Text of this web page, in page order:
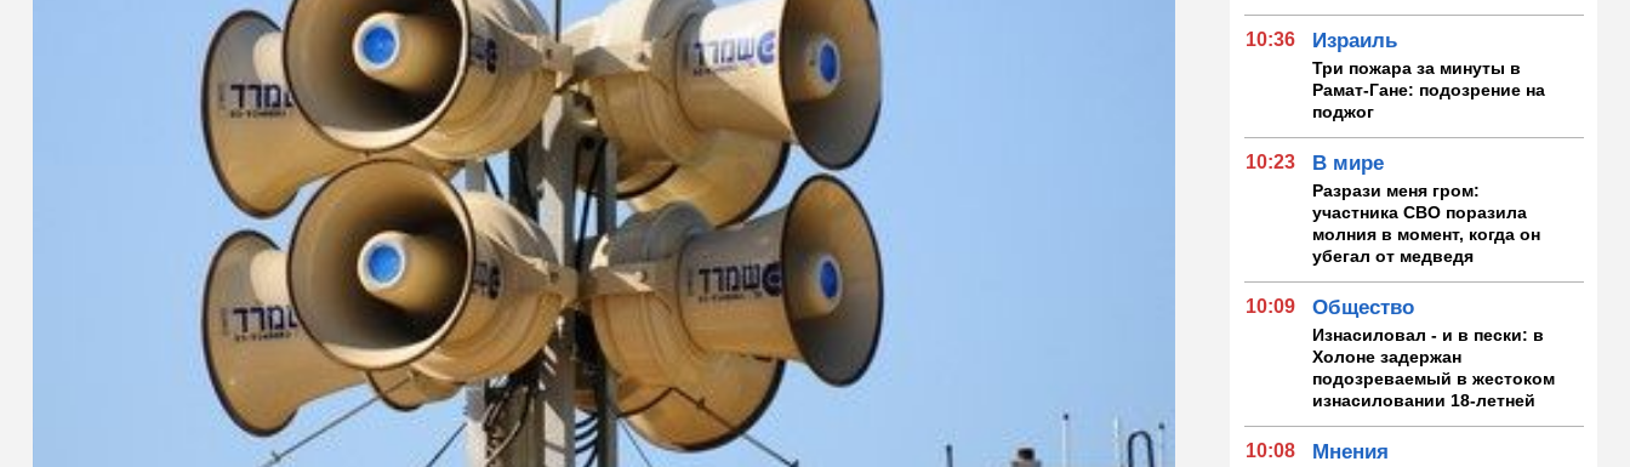
10:36 Израиль
Три пожара за минуты в
Рамат-Гане: подозрение на
поджог
10:23 В мире
Разрази меня гром:
участника СВО поразила
молния в момент, когда он
убегал от медведя
10:09 Общество
Изнасиловал - и в пески: в
Холоне задержан
подозреваемый в жестоком
изнасиловании 18-летней
10:08 Мнения